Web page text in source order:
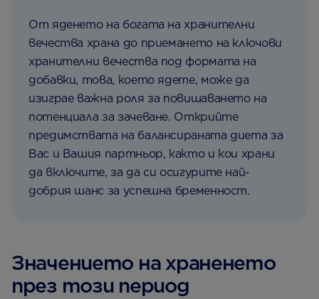
От яденето на богата на хранителни
вечества храна до приемането на ключови
хранителни вечества под формата на
добавки, това, което ядете, може да
изиграе важна роля за повишаването на
потенциала за зачеване. Открийте
предимствата на балансираната диета за
Вас и Вашия партньор, както и кои храни
да включите, за да си осигурите най-
добрия шанс за успешна бременност.
Значението на храненето
през този период